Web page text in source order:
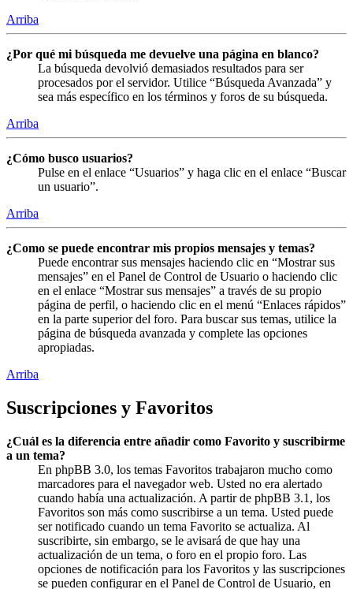
Arriba
¿Por qué mi búsqueda me devuelve una página en blanco?
La búsqueda devolvió demasiados resultados para ser
procesados por el servidor. Utilice “Búsqueda Avanzada” y
sea más específico en los términos y foros de su búsqueda.
Arriba
¿Cómo busco usuarios?
Pulse en el enlace “Usuarios” y haga clic en el enlace “Buscar
un usuario”.
Arriba
¿Como se puede encontrar mis propios mensajes y temas?
Puede encontrar sus mensajes haciendo clic en “Mostrar sus
mensajes” en el Panel de Control de Usuario o haciendo clic
en el enlace “Mostrar sus mensajes” a través de su propio
página de perfil, o haciendo clic en el menú “Enlaces rápidos”
en la parte superior del foro. Para buscar sus temas, utilice la
página de búsqueda avanzada y complete las opciones
apropiadas.
Arriba
Suscripciones y Favoritos
¿Cuál es la diferencia entre añadir como Favorito y suscribirme
a un tema?
En phpBB 3.0, los temas Favoritos trabajaron mucho como
marcadores para el navegador web. Usted no era alertado
cuando había una actualización. A partir de phpBB 3.1, los
Favoritos son más como suscribirse a un tema. Usted puede
ser notificado cuando un tema Favorito se actualiza. Al
suscribirte, sin embargo, se le avisará de que hay una
actualización de un tema, o foro en el propio foro. Las
opciones de notificación para los Favoritos y las suscripciones
se pueden configurar en el Panel de Control de Usuario, en